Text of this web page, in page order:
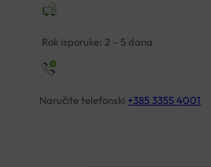
Rok isporuke: 2 – 5 dana
Naručite telefonski +385 3355 4001